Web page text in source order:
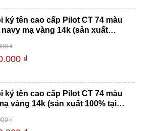
ký tên cao cấp Pilot CT 74 màu
mạ vàng 14k (sản xuất
₫
₫
ký tên cao cấp Pilot CT 74 màu
vàng 14k (sản xuất 100% tại
₫